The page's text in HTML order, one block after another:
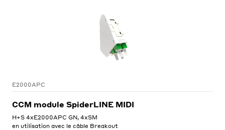
E2000APC
CCM module SpiderLINE MIDI
H+S 4xE2000APC GN, 4xSM
en utilisation avec le câble Breakout